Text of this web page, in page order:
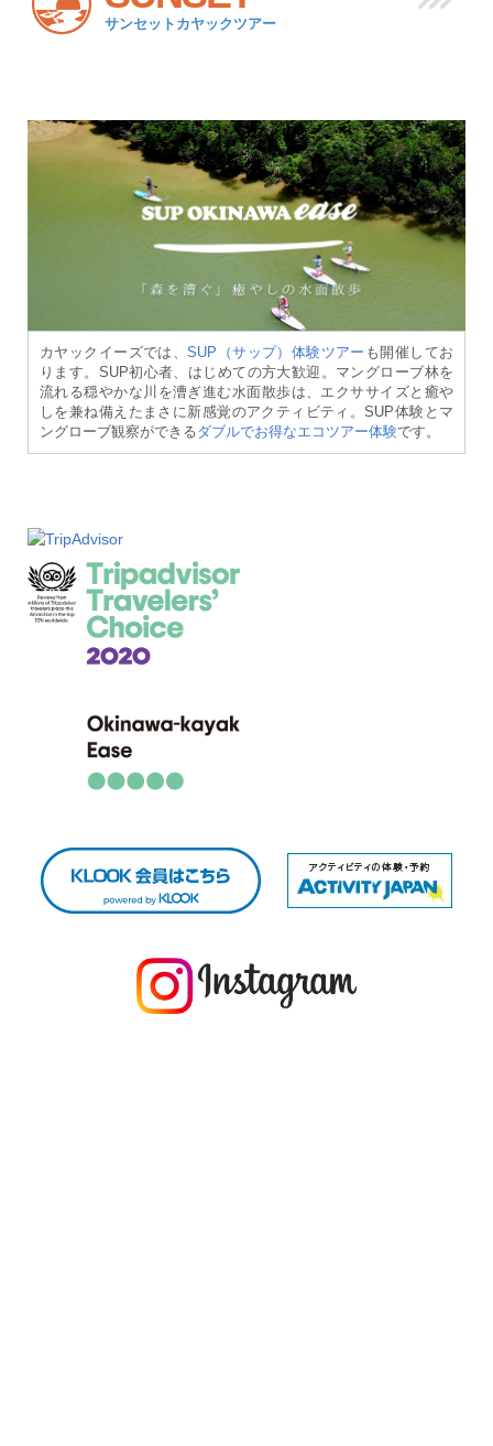
サンセットカヤックツアー
カヤックイーズでは、SUP（サップ）体験ツアー も開催してお
ります。SUP初心者、はじめての方大歓迎。マングローブ林を
流れる穏やかな川を漕ぎ進む水面散歩は、エクササイズと癒や
しを兼ね備えたまさに新感覚のアクティビティ。SUP体験とマ
ングローブ観察ができるダブルでお得なエコツアー体験です。